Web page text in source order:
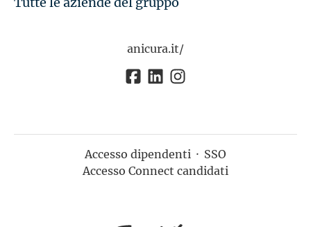
anicura.it/
Accesso dipendenti · SSO
Accesso Connect candidati